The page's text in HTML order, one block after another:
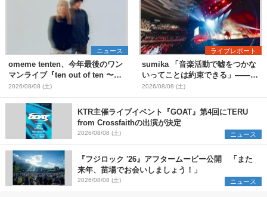
ニュース
omeme tenten、今年最後のワン
マンライブ『ten out of ten 〜
one man〜』を11月に開催決定
2026/08/08 (土)
ライブレポート
sumika 「音楽活動で嘘をつかな
いってことは約束できる」――ス
テージと客席の境界線を曖昧にし
た、ツアーファイナル武道館公演
レポート
2026/08/08 (土)
KTR主催ライブイベント『GOAT』第4回にTERU
from Crossfaithの出演が決定
2026/08/08 (土) ニュース
『フジロック '26』アフタームービー公開 「また
来年、苗場でお会いしましょう！」
2026/08/08 (土) ニュース